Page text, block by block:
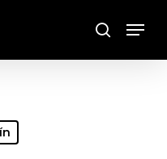
Buscar
Menu